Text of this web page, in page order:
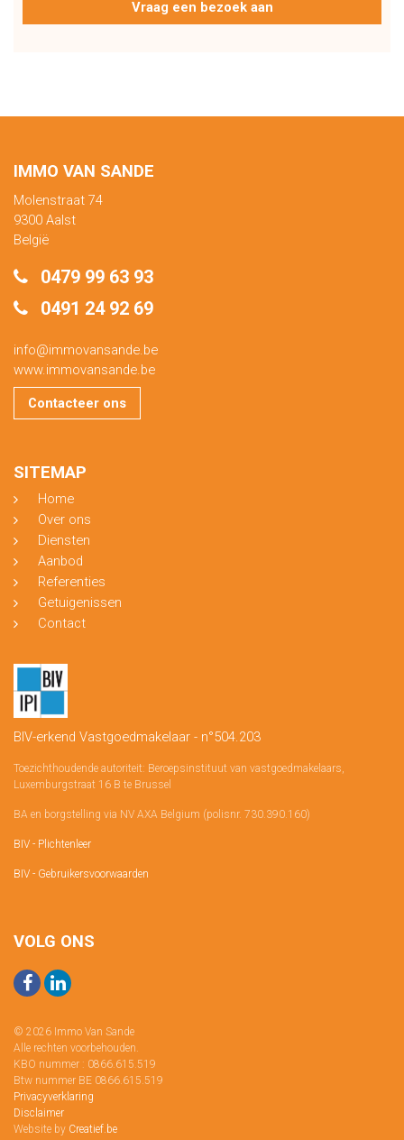
IMMO VAN SANDE
Molenstraat 74
9300 Aalst
België
0479 99 63 93
0491 24 92 69
info@immovansande.be
www.immovansande.be
Contacteer ons
SITEMAP
Home
Over ons
Diensten
Aanbod
Referenties
Getuigenissen
Contact
BIV-erkend Vastgoedmakelaar - n°504.203
Toezichthoudende autoriteit: Beroepsinstituut van vastgoedmakelaars,
Luxemburgstraat 16 B te Brussel
BA en borgstelling via NV AXA Belgium (polisnr. 730.390.160)
BIV - Plichtenleer
BIV - Gebruikersvoorwaarden
VOLG ONS
© 2026 Immo Van Sande
Alle rechten voorbehouden.
KBO nummer : 0866.615.519
Btw nummer BE 0866.615.519
Privacyverklaring
Disclaimer
Website by Creatief.be